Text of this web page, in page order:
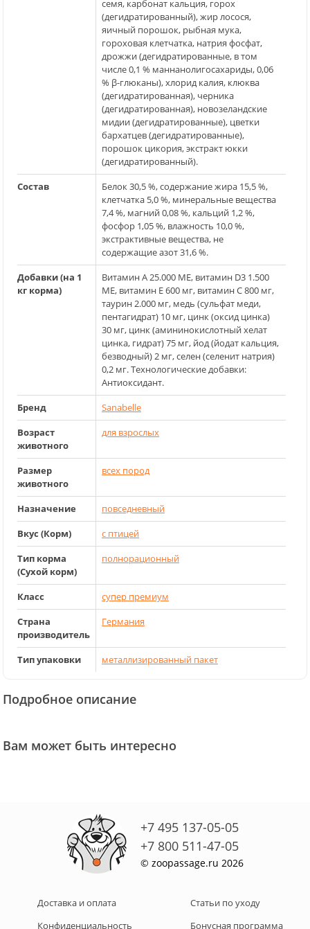
семя, карбонат кальция, горох
(дегидратированный), жир лосося,
яичный порошок, рыбная мука,
гороховая клетчатка, натрия фосфат,
дрожжи (дегидратированные, в том
числе 0,1 % маннанолигосахариды, 0,06
% β-глюканы), хлорид калия, клюква
(дегидратированная), черника
(дегидратированная), новозеландские
мидии (дегидратированные), цветки
бархатцев (дегидратированные),
порошок цикория, экстракт юкки
(дегидратированный).
Состав
Белок 30,5 %, содержание жира 15,5 %,
клетчатка 5,0 %, минеральные вещества
7,4 %, магний 0,08 %, кальций 1,2 %,
фосфор 1,05 %, влажность 10,0 %,
экстрактивные вещества, не
содержащие азот 31,6 %.
Добавки (на 1
кг корма)
Витамин А 25.000 МЕ, витамин D3 1.500
МЕ, витамин Е 600 мг, витамин C 800 мг,
таурин 2.000 мг, медь (сульфат меди,
пентагидрат) 10 мг, цинк (оксид цинка)
30 мг, цинк (амининокислотный хелат
цинка, гидрат) 75 мг, йод (йодат кальция,
безводный) 2 мг, селен (селенит натрия)
0,2 мг. Технологические добавки:
Антиоксидант.
Бренд
Sanabelle
Возраст
животного
для взрослых
Размер
животного
всех пород
Назначение
повседневный
Вкус (Корм)
с птицей
Тип корма
(Сухой корм)
полнорационный
Класс
cупер премиум
Страна
производитель
Германия
Тип упаковки металлизированный пакет
Подробное описание
Вам может быть интересно
+7 495 137-05-05
+7 800 511-47-05
© zoopassage.ru 2026
Доставка и оплата
Конфиденциальность
Статьи по уходу
Бонусная программа